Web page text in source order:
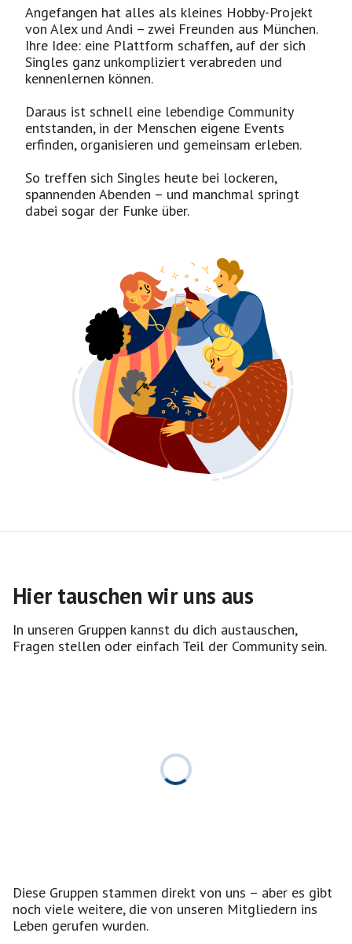
Angefangen hat alles als kleines Hobby-Projekt
von Alex und Andi – zwei Freunden aus München.
Ihre Idee: eine Plattform schaffen, auf der sich
Singles ganz unkompliziert verabreden und
kennenlernen können.
Daraus ist schnell eine lebendige Community
entstanden, in der Menschen eigene Events
erfinden, organisieren und gemeinsam erleben.
So treffen sich Singles heute bei lockeren,
spannenden Abenden – und manchmal springt
dabei sogar der Funke über.
Hier tauschen wir uns aus
In unseren Gruppen kannst du dich austauschen,
Fragen stellen oder einfach Teil der Community sein.
Diese Gruppen stammen direkt von uns – aber es gibt
noch viele weitere, die von unseren Mitgliedern ins
Leben gerufen wurden.